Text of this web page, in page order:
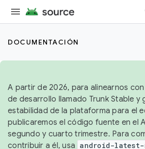
DOCUMENTACIÓN
A partir de 2026, para alinearnos
de desarrollo llamado Trunk Stable y
estabilidad de la plataforma para el
publicaremos el código fuente en el
segundo y cuarto trimestre. Para
contribuir a él, usa android-latest-